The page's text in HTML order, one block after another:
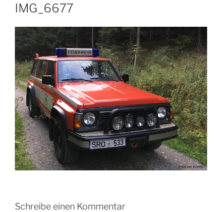
IMG_6677
Schreibe einen Kommentar